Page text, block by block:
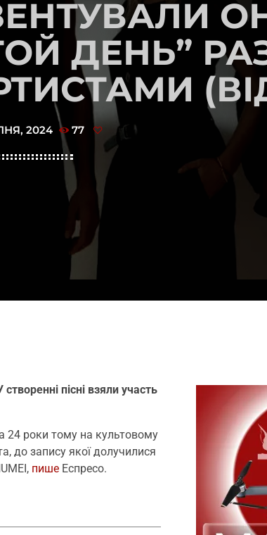
ДЕНЬ”
2024 77
пісні взяли участь
24 роки тому на культовому
до запису якої долучилися
пише Еспресо.